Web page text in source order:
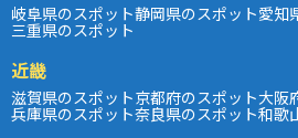
岐阜県のスポット静岡県のスポット愛知
三重県のスポット
近畿
滋賀県のスポット京都府のスポット大阪
兵庫県のスポット奈良県のスポット和歌